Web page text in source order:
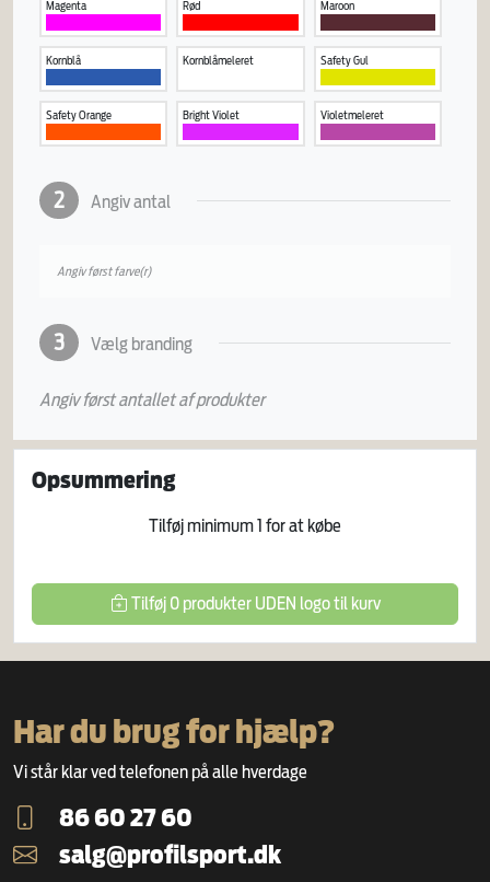
Magenta Rød Maroon
Kornblå Kornblåmeleret Safety Gul
Safety Orange Bright Violet Violetmeleret
2 Angiv antal
Angiv først farve(r)
3 Vælg branding
Angiv først antallet af produkter
Opsummering
Tilføj minimum1 for at købe
Tilføj 0produkter UDEN logotil kurv
Har du brug for hjælp?
Vi står klar ved telefonen på alle hverdage
86 60 27 60
salg@profilsport.dk